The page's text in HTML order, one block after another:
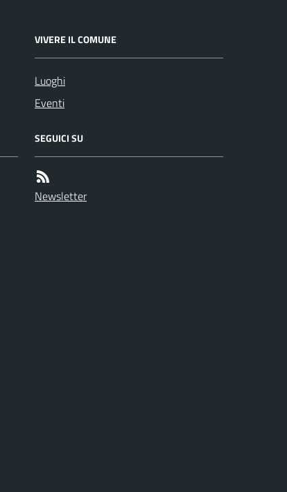
VIVERE IL COMUNE
Luoghi
Eventi
SEGUICI SU
Newsletter